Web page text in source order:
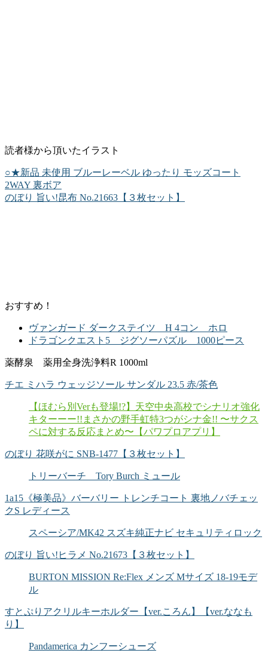
読者様から頂いたイラスト
○★新品 未使用 ブルーレーベル ゆったり モッズコート
2WAY 裏ボア
のぼり 旨い!昆布 No.21663【３枚セット】
おすすめ！
ヴァンガード ダークステイツ H 4コン ホロ
ドラゴンクエスト5 ジグソーパズル 1000ピース
薬酵泉 薬用全身洗浄料R 1000ml
チエ ミハラ ウェッジソール サンダル 23.5 赤/茶色
【ほむら別Verも登場!?】天空中央高校でシナリオ強化
キターーー!!まさかの野手虹特3つがシナ金!! 〜サクス
ペに対する反応まとめ〜【パワプロアプリ】
のぼり 花咲がに SNB-1477【３枚セット】
トリーバーチ Tory Burch ミュール
1a15《極美品》バーバリー トレンチコート 裏地ノバチェッ
クS レディース
スペーシア/MK42 スズキ純正ナビ セキュリティロック
のぼり 旨い!ヒラメ No.21673【３枚セット】
BURTON MISSION Re:Flex メンズ Mサイズ 18-19モデ
ル
すとぷりアクリルキーホルダー【ver.ころん】【ver.ななも
り】
Pandamerica カンフーシューズ